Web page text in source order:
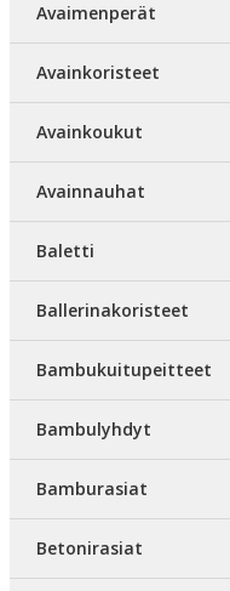
Avaimenperät
Avainkoristeet
Avainkoukut
Avainnauhat
Baletti
Ballerinakoristeet
Bambukuitupeitteet
Bambulyhdyt
Bamburasiat
Betonirasiat